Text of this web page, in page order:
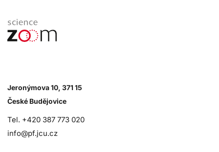
Jeronýmova 10, 371 15
České Budějovice
Tel. +420 387 773 020
info@pf.jcu.cz